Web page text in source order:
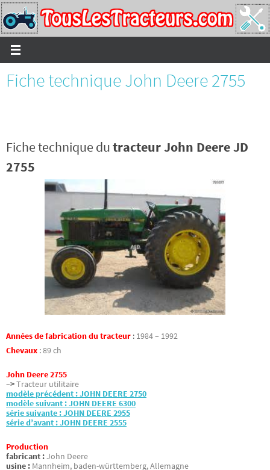
Passer
vers
le
contenu
Fiche technique John Deere 2755
Fiche technique dutracteur John Deere JD
2755
Années de fabrication du tracteur : 1984 – 1992
Chevaux :89 ch
John Deere 2755
–>Tracteur utilitaire
modèle précédent : JOHN DEERE 2750
modèle suivant : JOHN DEERE 6300
série suivante : JOHN DEERE 2955
série d’avant : JOHN DEERE 2555
Production
fabricant :John Deere
usine : Mannheim, baden-württemberg, Allemagne